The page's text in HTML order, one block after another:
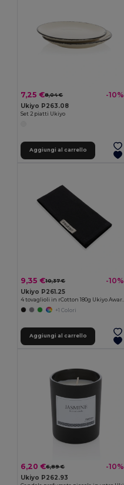
7,25 €8,04 € -10%
Ukiyo P263.08
Set 2 piatti Ukiyo
Aggiungi al carrello
9,35 €10,37 € -10%
Ukiyo P261.25
+1 Colori
Aggiungi al carrello
6,20 €6,89 € -10%
Ukiyo P262.93